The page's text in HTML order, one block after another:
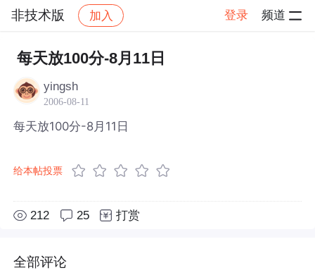
非技术版 加入 登录 频道
社区 非技术版 帖子详情
每天放100分-8月11日
yingsh
2006-08-11
每天放100分-8月11日
给本帖投票
212 25 打赏
全部评论